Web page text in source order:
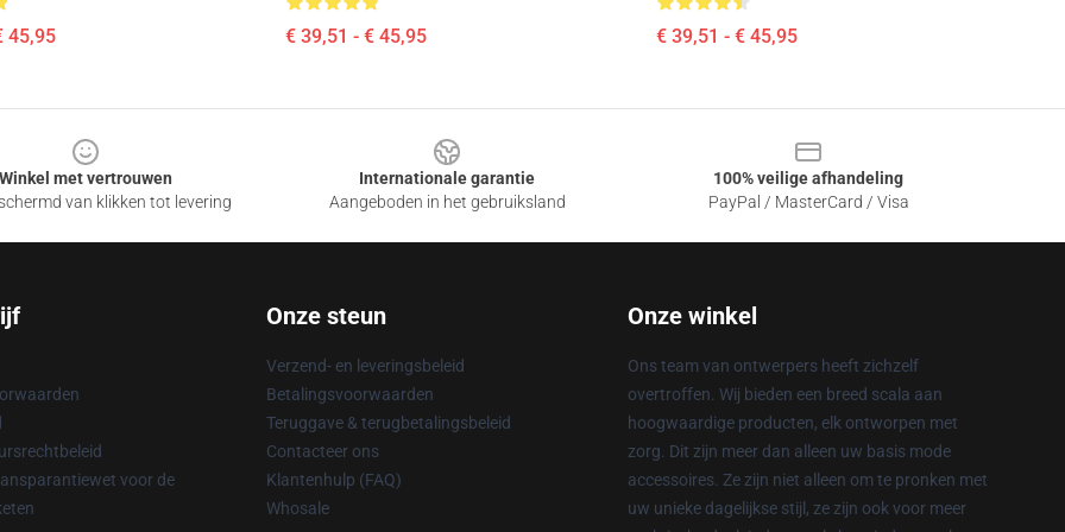
45,95 € 39,51 - € 45,95 € 39,51 - € 45,95
Winkel met vertrouwen
van klikken tot levering
Internationale garantie
Aangeboden in het gebruiksland
100% veilige afhandeling
PayPal / MasterCard / Visa
voor de
Onze steun
Verzend- en leveringsbeleid
Betalingsvoorwaarden
Teruggave & terugbetalingsbeleid
Contacteer ons
Klantenhulp (FAQ)
Whosale
Onze winkel
Ons team van ontwerpers heeft zichzelf
overtroffen. Wij bieden een breed scala aan
hoogwaardige producten, elk ontworpen met
zorg. Dit zijn meer dan alleen uw basis mode
accessoires. Ze zijn niet alleen om te pronken met
uw unieke dagelijkse stijl, ze zijn ook voor meer